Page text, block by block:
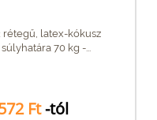
rétegű, latex-kókusz
70 kg -...
Ft-tól